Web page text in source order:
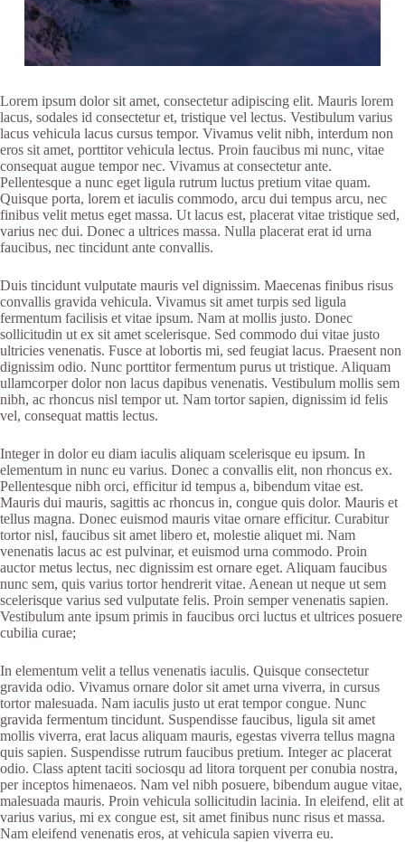
Lorem ipsum dolor sit amet, consectetur adipiscing elit. Mauris lorem
lacus, sodales id consectetur et, tristique vel lectus. Vestibulum varius
lacus vehicula lacus cursus tempor. Vivamus velit nibh, interdum non
eros sit amet, porttitor vehicula lectus. Proin faucibus mi nunc, vitae
consequat augue tempor nec. Vivamus at consectetur ante.
Pellentesque a nunc eget ligula rutrum luctus pretium vitae quam.
Quisque porta, lorem et iaculis commodo, arcu dui tempus arcu, nec
finibus velit metus eget massa. Ut lacus est, placerat vitae tristique sed,
varius nec dui. Donec a ultrices massa. Nulla placerat erat id urna
faucibus, nec tincidunt ante convallis.
Duis tincidunt vulputate mauris vel dignissim. Maecenas finibus risus
convallis gravida vehicula. Vivamus sit amet turpis sed ligula
fermentum facilisis et vitae ipsum. Nam at mollis justo. Donec
sollicitudin ut ex sit amet scelerisque. Sed commodo dui vitae justo
ultricies venenatis. Fusce at lobortis mi, sed feugiat lacus. Praesent non
dignissim odio. Nunc porttitor fermentum purus ut tristique. Aliquam
ullamcorper dolor non lacus dapibus venenatis. Vestibulum mollis sem
nibh, ac rhoncus nisl tempor ut. Nam tortor sapien, dignissim id felis
vel, consequat mattis lectus.
Integer in dolor eu diam iaculis aliquam scelerisque eu ipsum. In
elementum in nunc eu varius. Donec a convallis elit, non rhoncus ex.
Pellentesque nibh orci, efficitur id tempus a, bibendum vitae est.
Mauris dui mauris, sagittis ac rhoncus in, congue quis dolor. Mauris et
tellus magna. Donec euismod mauris vitae ornare efficitur. Curabitur
tortor nisl, faucibus sit amet libero et, molestie aliquet mi. Nam
venenatis lacus ac est pulvinar, et euismod urna commodo. Proin
auctor metus lectus, nec dignissim est ornare eget. Aliquam faucibus
nunc sem, quis varius tortor hendrerit vitae. Aenean ut neque ut sem
scelerisque varius sed vulputate felis. Proin semper venenatis sapien.
Vestibulum ante ipsum primis in faucibus orci luctus et ultrices posuere
cubilia curae;
In elementum velit a tellus venenatis iaculis. Quisque consectetur
gravida odio. Vivamus ornare dolor sit amet urna viverra, in cursus
tortor malesuada. Nam iaculis justo ut erat tempor congue. Nunc
gravida fermentum tincidunt. Suspendisse faucibus, ligula sit amet
mollis viverra, erat lacus aliquam mauris, egestas viverra tellus magna
quis sapien. Suspendisse rutrum faucibus pretium. Integer ac placerat
odio. Class aptent taciti sociosqu ad litora torquent per conubia nostra,
per inceptos himenaeos. Nam vel nibh posuere, bibendum augue vitae,
malesuada mauris. Proin vehicula sollicitudin lacinia. In eleifend, elit at
varius varius, mi ex congue est, sit amet finibus nunc risus et massa.
Nam eleifend venenatis eros, at vehicula sapien viverra eu.